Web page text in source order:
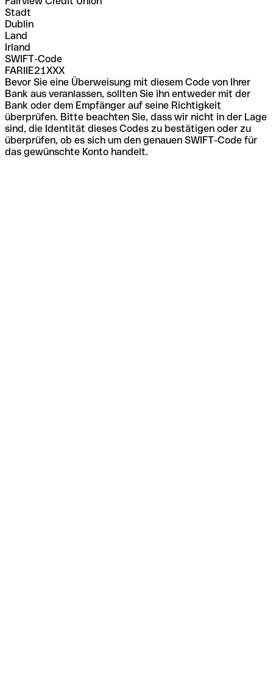
Stadt
Dublin
Land
Irland
SWIFT-Code
FARIIE21XXX
Bevor Sie eine Überweisung mit diesem Code von Ihrer
Bank aus veranlassen, sollten Sie ihn entweder mit der
Bank oder dem Empfänger auf seine Richtigkeit
überprüfen. Bitte beachten Sie, dass wir nicht in der Lage
sind, die Identität dieses Codes zu bestätigen oder zu
überprüfen, ob es sich um den genauen SWIFT-Code für
das gewünschte Konto handelt.